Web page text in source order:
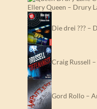
Ellery Queen – Drury
Die drei ??? –
Craig Russell
Gord Rollo –